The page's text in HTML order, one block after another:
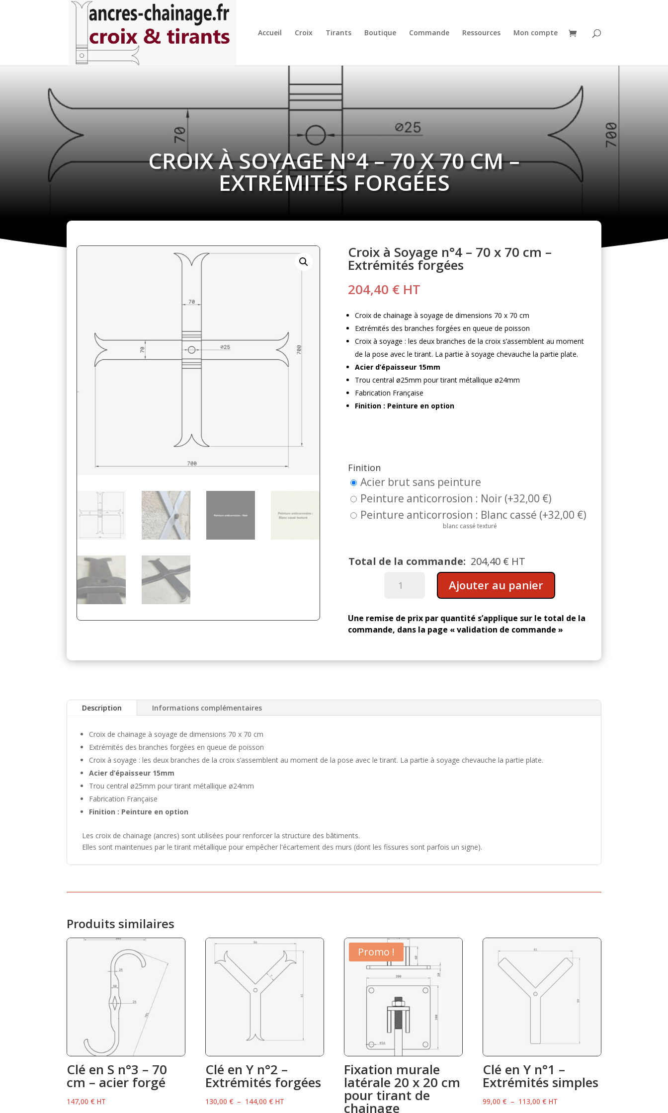
Accueil Croix Tirants Boutique Commande Ressources Mon compte
CROIX À SOYAGE N°4 – 70 X 70 CM –
EXTRÉMITÉS FORGÉES
Croix à Soyage n°4 – 70 x 70 cm –
Extrémités forgées
204,40 € HT
Croix de chainage à soyage de dimensions 70 x 70 cm
Extrémités des branches forgées en queue de poisson
Croix à soyage : les deux branches de la croix s’assemblent au moment
de la pose avec le tirant. La partie à soyage chevauche la partie plate.
Acier d’épaisseur 15mm
Trou central ø25mm pour tirant métallique ø24mm
Fabrication Française
Finition : Peinture en option
Finition
Acier brut sans peinture
Peinture anticorrosion : Noir (+32,00 €)
Peinture anticorrosion : Blanc cassé (+32,00 €)
blanc cassé texturé
Total de la commande: 204,40 € HT
Soyage
n°4
70
x
-
Extrémités
Ajouter au panier
A
e
r
t
e
:
Une remise de prix par quantité s’applique sur le total de la
commande, dans la page « validation de commande »
Description Informations complémentaires
Croix de chainage à soyage de dimensions 70 x 70 cm
Extrémités des branches forgées en queue de poisson
Croix à soyage : les deux branches de la croix s’assemblent au moment de la pose avec le tirant. La partie à soyage chevauche la partie plate.
Acier d’épaisseur 15mm
Trou central ø25mm pour tirant métallique ø24mm
Fabrication Française
Finition : Peinture en option
Les croix de chainage (ancres) sont utilisées pour renforcer la structure des bâtiments.
Elles sont maintenues par le tirant métallique pour empêcher l'écartement des murs (dont les fissures sont parfois un signe).
Produits similaires
Clé en S n°3 – 70
cm – acier forgé
147,00€ HT
Clé en Y n°2 –
Extrémités forgées
130,00€ – 144,00€Plage
HT
Promo !
Fixation murale
latérale 20 x 20 cm
pour tirant de
chainage
Clé en Y n°1 –
Extrémités simples
99,00€ – 113,00€Plage
HT